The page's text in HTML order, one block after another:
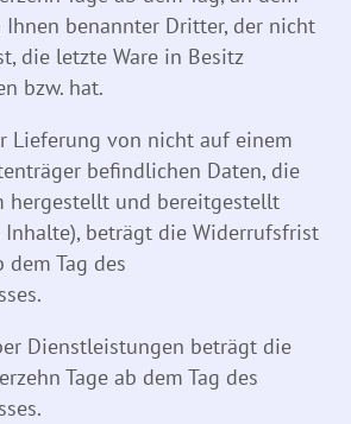
Ihnen benannter Dritter, der nicht
die letzte Ware in Besitz
bzw. hat.
Lieferung von nicht auf einem
befindlichen Daten, die
hergestellt und bereitgestellt
beträgt die Widerrufsfrist
dem Tag des
Dienstleistungen beträgt die
Tage ab dem Tag des